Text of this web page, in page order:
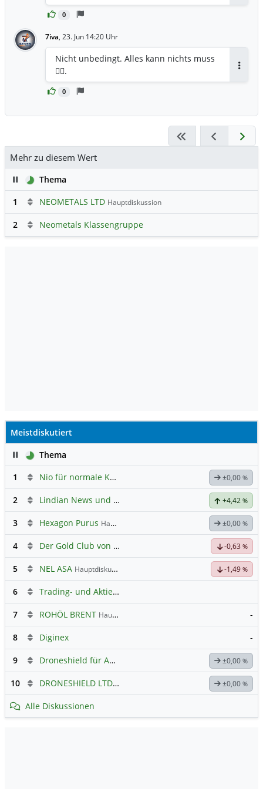
0
7iva, 23. Jun 14:20 Uhr
0
Nicht unbedingt. Alles kann nichts muss
🤷‍♀️.
Mehr zu diesem Wert
PauseThema
1
NEOMETALS LTD Hauptdiskussion
2 Neometals Klassengruppe
Meistdiskutiert
PauseThema
1
Nio für normale Kommunikation ±0,00 %
2 Lindian News und Diskussionen +4,42 %
3 Hexagon Purus Hauptdiskussion ±0,00 %
4 Der Gold Club von Susiwong -0,63 %
5 NEL ASA Hauptdiskussion -1,49 %
6 Trading- und Aktien-Chat
7 ROHÖL BRENT Hauptdiskussion -
8 Diginex -
9 Droneshield für Anleger ±0,00 %
10 DRONESHIELD LTDHauptdiskussion ±0,00 %
Alle Diskussionen